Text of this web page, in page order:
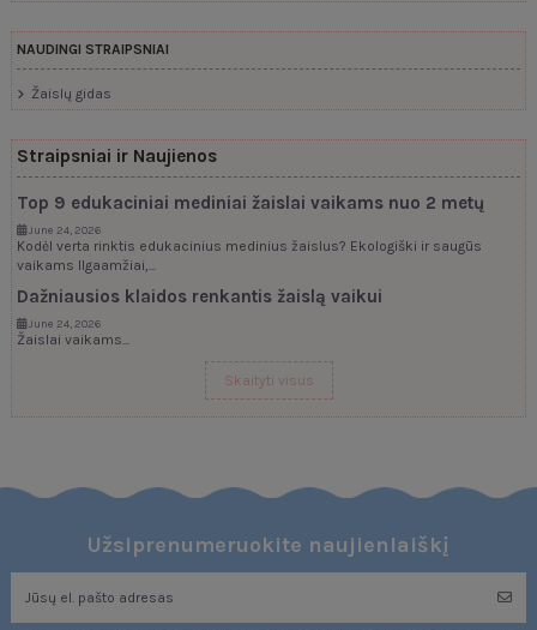
NAUDINGI STRAIPSNIAI
Žaislų gidas
Straipsniai ir Naujienos
Top 9 edukaciniai mediniai žaislai vaikams nuo 2 metų
June 24, 2026
Kodėl verta rinktis edukacinius medinius žaislus? Ekologiški ir saugūs
vaikams Ilgaamžiai,...
Dažniausios klaidos renkantis žaislą vaikui
June 24, 2026
Žaislai vaikams...
Skaityti visus
Užsiprenumeruokite naujienlaiškį